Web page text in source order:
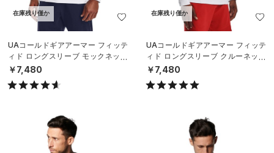
在庫残り僅か
UAコールドギアアーマー フィッテ
ィド ロングスリーブ モックネック
シャツ（トレーニング/MEN）
￥7,480
在庫残り僅か
UAコールドギアアーマー フィッテ
ィド ロングスリーブ クルーネック
シャツ（トレーニング/MEN）
￥7,480